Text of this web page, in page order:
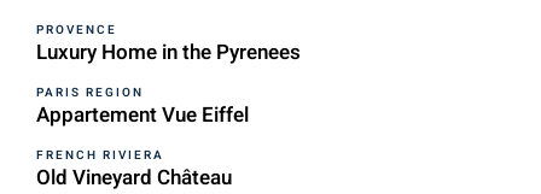
PROVENCE
Luxury Home in the Pyrenees
PARIS REGION
Appartement Vue Eiffel
FRENCH RIVIERA
Old Vineyard Château